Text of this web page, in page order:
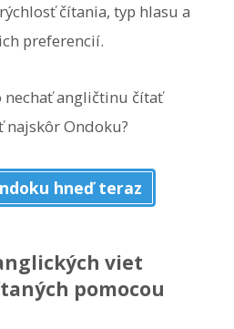
čítania, typ hlasu a
preferencií.
nechať angličtinu čítať
najskôr Ondoku?
hneď teraz
viet
pomocou